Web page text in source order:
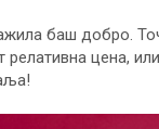
баш добро.
релативна цена,